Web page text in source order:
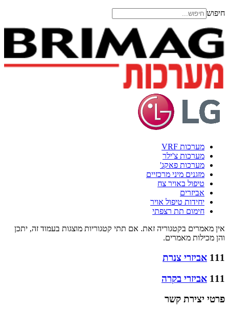
חיפוש
מערכות VRF
מערכות צ'ילר
מערכות פאקג'
מזגנים מיני מרכזיים
טיפול באויר צח
אביזרים
יחידות טיפול אויר
חימום תת רצפתי
אין מאמרים בקטגוריה זאת. אם תתי קטגוריות מוצגות בעמוד זה, יתכן
והן מכילות מאמרים.
111 אביזרי צנרת
111 אביזרי בקרה
פרטי יצירת קשר